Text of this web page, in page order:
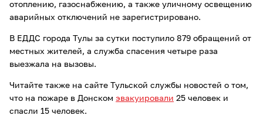
отоплению, газоснабжению, а также уличному освещению
аварийных отключений не зарегистрировано.
В ЕДДС города Тулы за сутки поступило 879 обращений от
местных жителей, а служба спасения четыре раза
выезжала на вызовы.
Читайте также на сайте Тульской службы новостей о том,
что на пожаре в Донском эвакуировали 25 человек и
спасли 15 человек.